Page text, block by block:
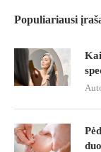
Populiariausi